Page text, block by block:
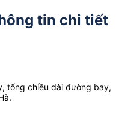
tin chi tiết
tổng chiều dài đường bay,